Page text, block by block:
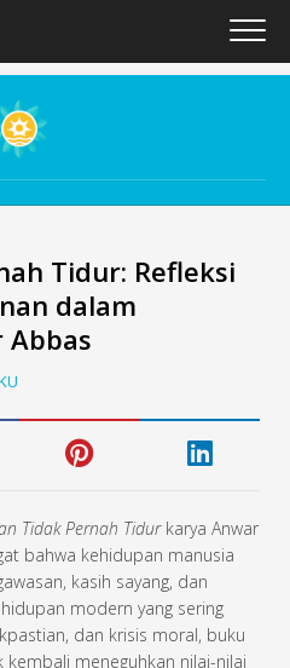
Tidur: Refleksi
dalam
Abbas
Tidak Pernah Tidurkarya Anwar
bahwa kehidupan manusia
kasih sayang, dan
modern yang sering
dan krisis moral, buku
meneguhkan nilai-nilai